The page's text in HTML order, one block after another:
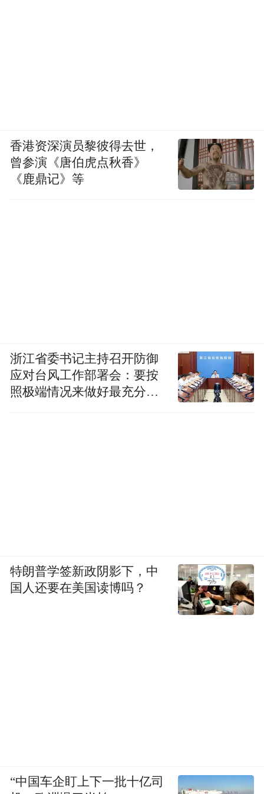
香港资深演员黎彼得去世，
曾参演《唐伯虎点秋香》
《鹿鼎记》等
浙江省委书记主持召开防御
应对台风工作部署会：要按
照极端情况来做好最充分的
特朗普学签新政阴影下，中
国人还要在美国读博吗？
“中国车企盯上下一批十亿司